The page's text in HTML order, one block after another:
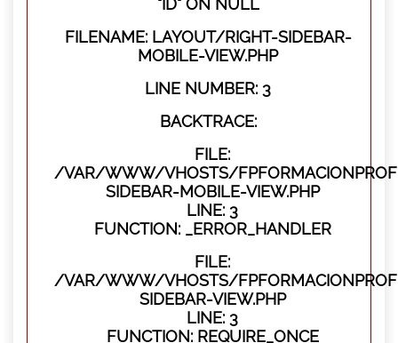
"ID" ON NULL
FILENAME: LAYOUT/RIGHT-SIDEBAR-
MOBILE-VIEW.PHP
LINE NUMBER: 3
BACKTRACE:
FILE:
/VAR/WWW/VHOSTS/
SIDEBAR-MOBILE-VIEW.PHP
LINE: 3
FUNCTION: _ERROR_HANDLER
FILE:
/VAR/WWW/VHOSTS/
SIDEBAR-VIEW.PHP
LINE: 3
FUNCTION: REQUIRE_ONCE